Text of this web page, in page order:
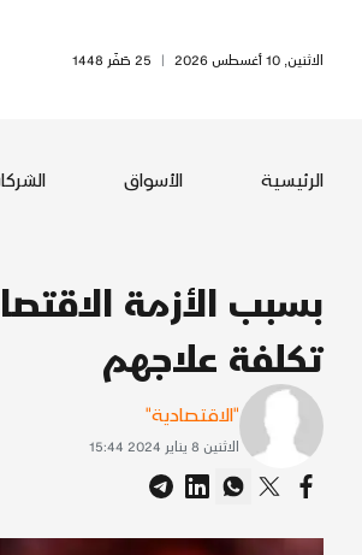
الاثنين, 10 أغسطس 2026 | 25 صَفَر 1448
الرئيسية الأسواق
بسبب الأزمة
تكلفة علاجهم
"الاقتصادية"
الاثنين 8 يناير 2024 15:44